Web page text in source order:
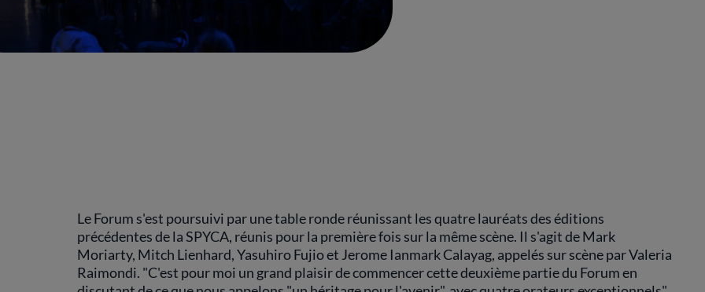
Le Forum s'est poursuivi par une table ronde réunissant les quatre lauréats des éditions
précédentes de la SPYCA, réunis pour la première fois sur la même scène. Il s'agit de Mark
Moriarty, Mitch Lienhard, Yasuhiro Fujio et Jerome Ianmark Calayag, appelés sur scène par Valeria
Raimondi. "C'est pour moi un grand plaisir de commencer cette deuxième partie du Forum en